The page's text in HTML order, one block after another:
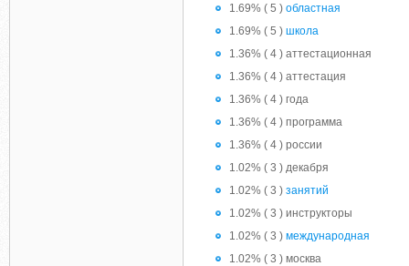
1.69% ( 5 ) областная
1.69% ( 5 ) школа
1.36% ( 4 ) аттестационная
1.36% ( 4 ) аттестация
1.36% ( 4 ) года
1.36% ( 4 ) программа
1.36% ( 4 ) россии
1.02% ( 3 ) декабря
1.02% ( 3 ) занятий
1.02% ( 3 ) инструкторы
1.02% ( 3 ) международная
1.02% ( 3 ) москва